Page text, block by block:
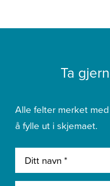
Ta
Alle felter merket
å fylle ut i skjemaet.